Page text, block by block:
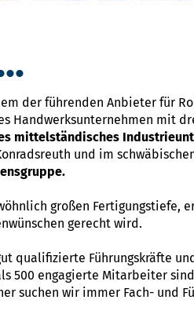
der führenden Anbieter für
Handwerksunternehmen mit
mittelständisches
und im
großen Fertigungstiefe,
gerecht wird.
qualifizierte Führungskräfte
500 engagierte Mitarbeiter
suchen wir immer Fach- und